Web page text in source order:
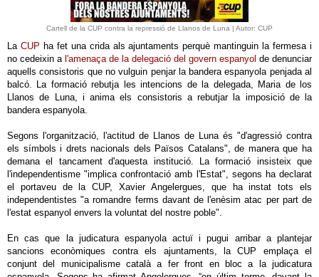
Cartell de la CUP contra la repressió de Llanos de Luna | Autor: CUP
La CUP ha fet una crida als ajuntaments perquè mantinguin la fermesa i
no cedeixin a l'amenaça de la delegació del govern espanyol de denunciar
aquells consistoris que no vulguin penjar la bandera espanyola penjada al
balcó. La formació rebutja les intencions de la delegada, Maria de los
Llanos de Luna, i anima els consistoris a rebutjar la imposició de la
bandera espanyola.
Segons l'organització, l'actitud de Llanos de Luna és "d'agressió contra
els símbols i drets nacionals dels Països Catalans", de manera que ha
demana el tancament d'aquesta institució. La formació insisteix que
l'independentisme "implica confrontació amb l'Estat", segons ha declarat
el portaveu de la CUP, Xavier Angelergues, que ha instat tots els
independentistes "a romandre ferms davant de l'enèsim atac per part de
l'estat espanyol envers la voluntat del nostre poble".
En cas que la judicatura espanyola actuï i pugui arribar a plantejar
sancions econòmiques contra els ajuntaments, la CUP emplaça el
conjunt del municipalisme català a fer front en bloc a la judicatura